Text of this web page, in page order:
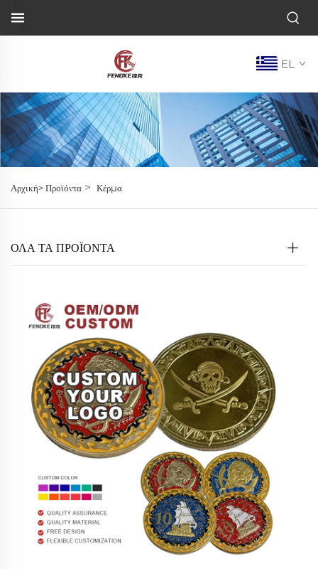
EL
Αρχική>Προϊόντα > Κέρμα
ΌΛΑ ΤΑ ΠΡΟΪΟΝΤΑ